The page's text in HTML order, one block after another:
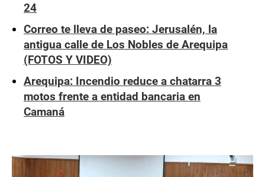
24
Correo te lleva de paseo: Jerusalén, la
antigua calle de Los Nobles de Arequipa
(FOTOS Y VIDEO)
Arequipa: Incendio reduce a chatarra 3
motos frente a entidad bancaria en
Camaná